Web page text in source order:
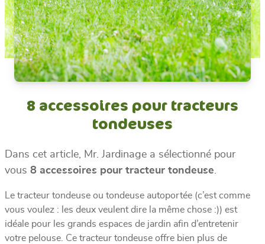
8 accessoires pour tracteurs
tondeuses
Dans cet article, Mr. Jardinage a sélectionné pour
vous 8 accessoires pour tracteur tondeuse.
Le tracteur tondeuse ou tondeuse autoportée (c’est comme
vous voulez : les deux veulent dire la même chose :)) est
idéale pour les grands espaces de jardin afin d’entretenir
votre pelouse. Ce tracteur tondeuse offre bien plus de